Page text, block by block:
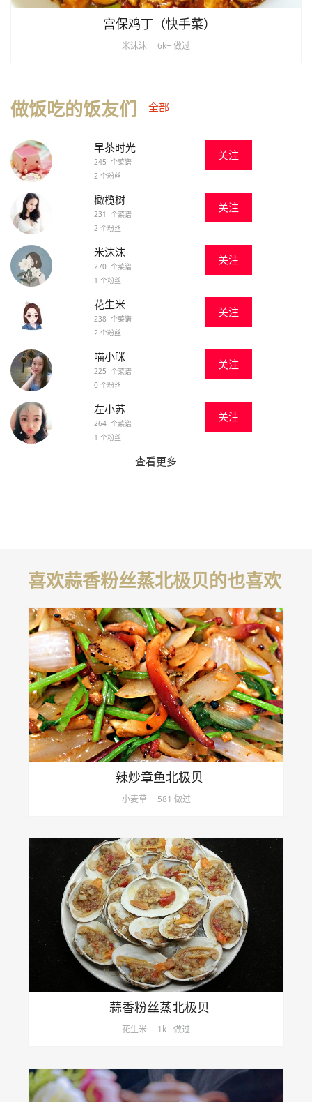
宫保鸡丁（快手菜）
米沫沫 6k+ 做过
做饭吃的饭友们 全部
早茶时光
245 个菜谱
2 个粉丝
关注
橄榄树
231 个菜谱
2 个粉丝
关注
米沫沫
270 个菜谱
1 个粉丝
关注
花生米
238 个菜谱
2 个粉丝
关注
喵小咪
225 个菜谱
0 个粉丝
关注
左小苏
264 个菜谱
1 个粉丝
关注
查看更多
喜欢蒜香粉丝蒸北极贝的也喜欢
辣炒章鱼北极贝
小麦草 581 做过
蒜香粉丝蒸北极贝
花生米 1k+ 做过